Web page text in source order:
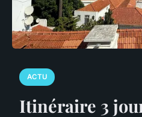
ACTU
Itinéraire 3